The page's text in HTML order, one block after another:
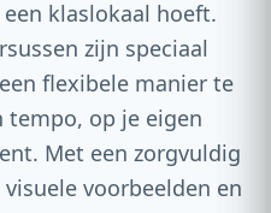
klaslokaal hoeft.
zijn speciaal
flexibele manier te
tempo, op je eigen
Met een zorgvuldig
voorbeelden en